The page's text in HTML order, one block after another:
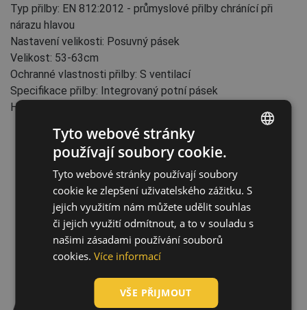
Typ přilby: EN 812:2012 - průmyslové přilby chránící při
nárazu hlavou
Nastavení velikosti: Posuvný pásek
Velikost: 53-63cm
Ochranné vlastnosti přilby: S ventilací
Specifikace přilby: Integrovaný potní pásek
Hmotnost: 198 g
ENGLISH
CZECH
SLOVAK
ROMANIAN
Tyto webové stránky
používají soubory cookie.
Tyto webové stránky používají soubory
cookie ke zlepšení uživatelského zážitku. S
jejich využitím nám můžete udělit souhlas
či jejich využití odmítnout, a to v souladu s
našimi zásadami používání souborů
cookies. Více informací
VŠE PŘIJMOUT